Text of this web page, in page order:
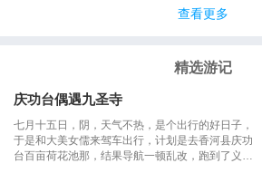
查看更多
精选游记
庆功台偶遇九圣寺
七月十五日，阴，天气不热，是个出行的好日子，
于是和大美女儒来驾车出行，计划是去香河县庆功
台百亩荷花池那，结果导航一顿乱改，跑到了义和